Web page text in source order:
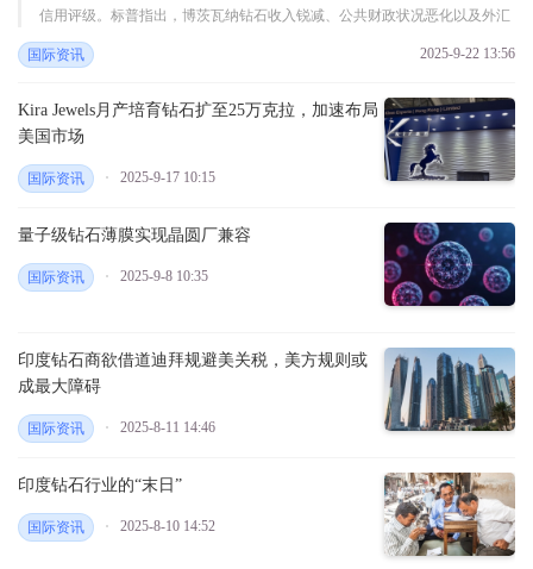
信用评级。标普指出，博茨瓦纳钻石收入锐减、公共财政状况恶化以及外汇
储备迅速流失，是此次下调评级的主要原因。该机构将博茨瓦纳的信用评级
从 ...
国际资讯 2025-9-22 13:56
Kira Jewels月产培育钻石扩至25万克拉，加速布局
美国市场
国际资讯 2025-9-17 10:15
量子级钻石薄膜实现晶圆厂兼容
国际资讯 2025-9-8 10:35
印度钻石商欲借道迪拜规避美关税，美方规则或
成最大障碍
国际资讯 2025-8-11 14:46
印度钻石行业的“末日”
国际资讯 2025-8-10 14:52